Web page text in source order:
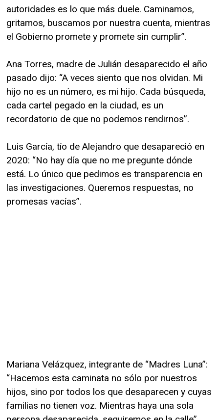
autoridades es lo que más duele. Caminamos,
gritamos, buscamos por nuestra cuenta, mientras
el Gobierno promete y promete sin cumplir”.
Ana Torres, madre de Julián desaparecido el año
pasado dijo: “A veces siento que nos olvidan. Mi
hijo no es un número, es mi hijo. Cada búsqueda,
cada cartel pegado en la ciudad, es un
recordatorio de que no podemos rendirnos”.
Luis García, tío de Alejandro que desapareció en
2020: “No hay día que no me pregunte dónde
está. Lo único que pedimos es transparencia en
las investigaciones. Queremos respuestas, no
promesas vacías”.
Mariana Velázquez, integrante de “Madres Luna”:
“Hacemos esta caminata no sólo por nuestros
hijos, sino por todos los que desaparecen y cuyas
familias no tienen voz. Mientras haya una sola